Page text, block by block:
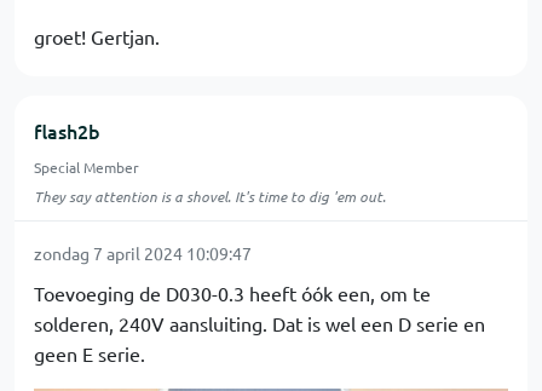
groet! Gertjan.
flash2b
Special Member
They say attention is a shovel. It's time to dig 'em out.
zondag 7 april 2024 10:09:47
Toevoeging de D030-0.3 heeft óók een, om te
solderen, 240V aansluiting. Dat is wel een D serie en
geen E serie.